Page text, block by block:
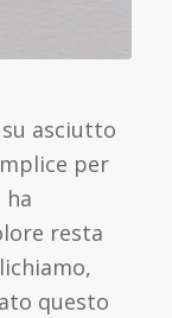
asciutto
per
ha
resta
questo